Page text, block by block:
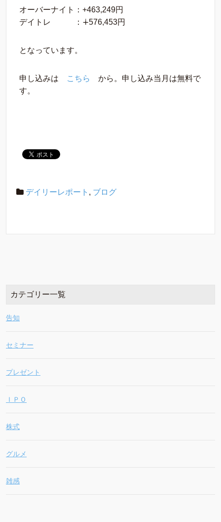
オーバーナイト：+463,249円
デイトレ ：∔576,453円
となっています。
申し込みは こちら
から。申し込み当月は無料で
す。
デイリーレポート , ブログ
カテゴリー一覧
告知
セミナー
プレゼント
ＩＰＯ
株式
グルメ
雑感